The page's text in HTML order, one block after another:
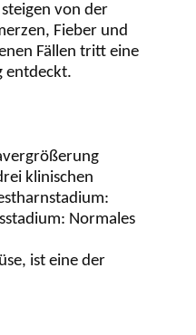
von der
Fieber und
Fällen tritt eine
entdeckt.
klinischen
Normales
ist eine der